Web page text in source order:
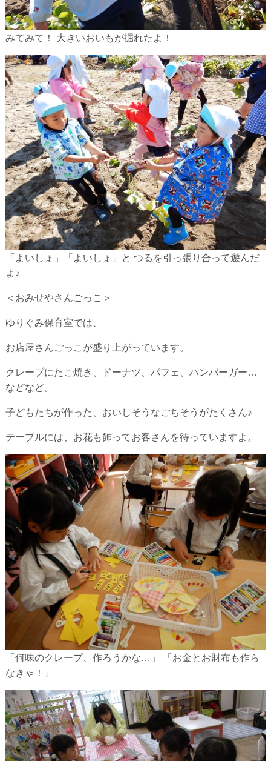
みてみて！ 大きいおいもが掘れたよ！
「よいしょ」「よいしょ」と つるを引っ張り合って遊んだ
よ♪
＜おみせやさんごっこ＞
ゆりぐみ保育室では、
お店屋さんごっこが盛り上がっています。
クレープにたこ焼き、ドーナツ、パフェ、ハンバーガー…
などなど。
子どもたちが作った、おいしそうなごちそうがたくさん♪
テーブルには、お花も飾ってお客さんを待っていますよ。
「何味のクレープ、作ろうかな…」 「お金とお財布も作ら
なきゃ！」